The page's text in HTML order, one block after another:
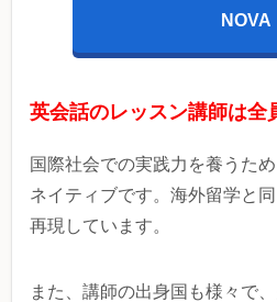
NOVA
英会話のレッスン講師は全
国際社会での実践力を養うた
ネイティブです。海外留学と
再現しています。
また、講師の出身国も様々で